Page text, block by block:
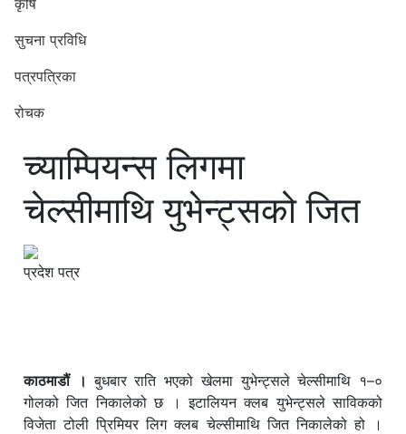
कृषि
सुचना प्रविधि
पत्रपत्रिका
रोचक
च्याम्पियन्स लिगमा
चेल्सीमाथि युभेन्ट्सको जित
प्रदेश पत्र
काठमाडौं ।बुधबार राति भएको खेलमा युभेन्ट्सले चेल्सीमाथि १–०
गोलको जित निकालेको छ । इटालियन क्लब युभेन्ट्सले साविकको
विजेता टोली प्रिमियर लिग क्लब चेल्सीमाथि जित निकालेको हो ।